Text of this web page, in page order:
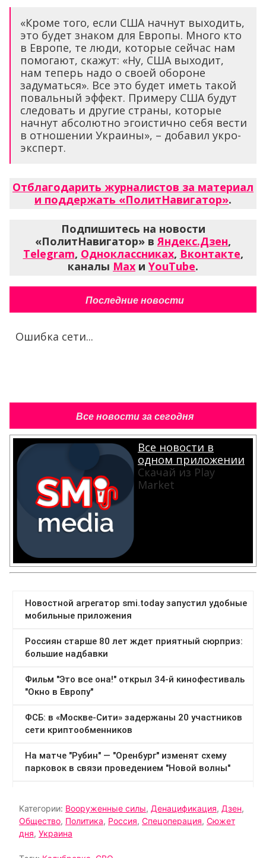
«Кроме того, если США начнут выходить,
это будет знаком для Европы. Много кто
в Европе, те люди, которые сейчас нам
помогают, скажут: «Ну, США выходит,
нам теперь надо о своей обороне
задуматься». Все это будет иметь такой
повальный эффект. Примеру США будут
следовать и другие страны, которые
начнут абсолютно эгоистично себя вести
в отношении Украины», – добавил укро-
эксперт.
Отблагодарить журналистов за материал
и поддержать «ПолитНавигатор».
Подпишитесь на новости
«ПолитНавигатор» вЯндекс.Дзен,
Telegram, Одноклассниках, Вконтакте,
каналы Max и YouTube.
Последние новости
Ошибка сети...
Все новости за сегодня
Все новости в
одном приложении
Скачай из Play
Market
Категории: Вооруженные силы, Денацификация, Дзен,
Общество, Политика, Россия, Спецоперация, Сюжет
дня, Украина